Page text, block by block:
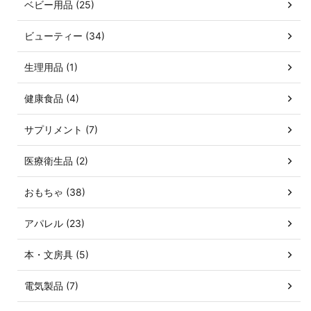
ベビー用品 (25)
ビューティー (34)
生理用品 (1)
健康食品 (4)
サプリメント (7)
医療衛生品 (2)
おもちゃ (38)
アパレル (23)
本・文房具 (5)
電気製品 (7)